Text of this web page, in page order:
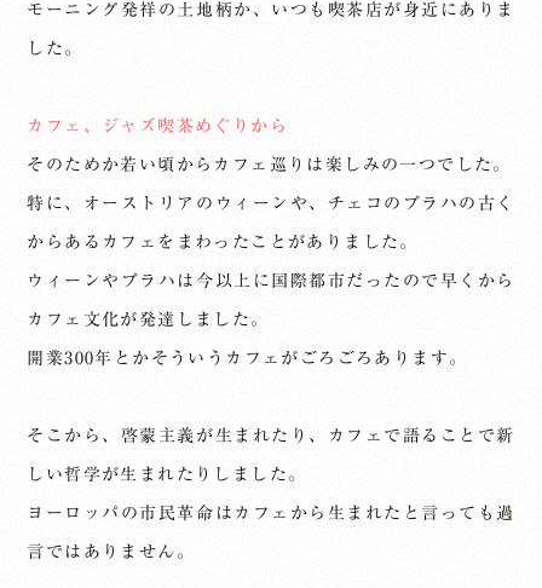
モーニング発祥の土地柄か、いつも喫茶店が身近にありま
した。
カフェ、ジャズ喫茶めぐりから
そのためか若い頃からカフェ巡りは楽しみの一つでした。
特に、オーストリアのウィーンや、チェコのプラハの古く
からあるカフェをまわったことがありました。
ウィーンやプラハは今以上に国際都市だったので早くから
カフェ文化が発達しました。
開業300年とかそういうカフェがごろごろあります。
そこから、啓蒙主義が生まれたり、カフェで語ることで新
しい哲学が生まれたりしました。
ヨーロッパの市民革命はカフェから生まれたと言っても過
言ではありません。